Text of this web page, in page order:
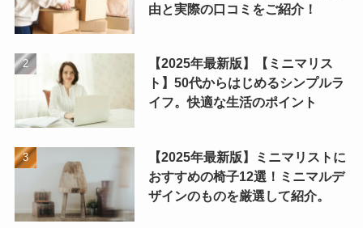
由と実際の口コミをご紹介！
【2025年最新版】【ミニマリス
ト】50代からはじめるシンプルラ
イフ。快適な生活のポイント
【2025年最新版】ミニマリストに
おすすめの椅子12選！ミニマルデ
ザインのものを厳選して紹介。